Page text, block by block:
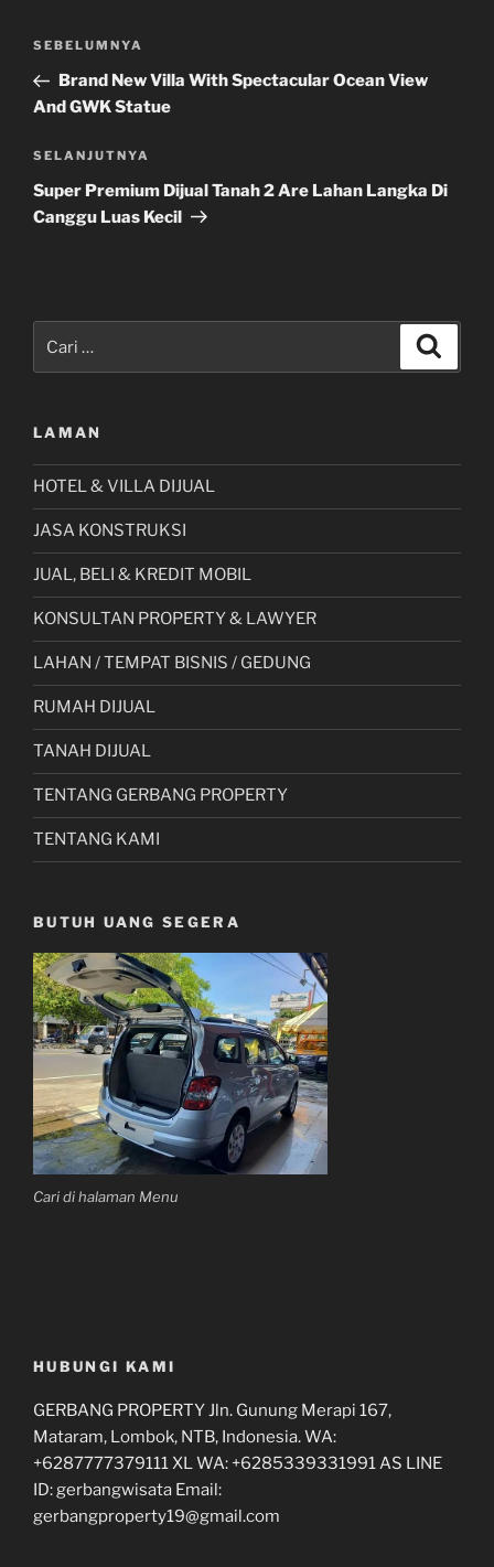
Navigasi
Pos
Sebelumnya
SEBELUMNYA
Brand New Villa With Spectacular Ocean View
And GWK Statue
Pos
Selanjutnya
SELANJUTNYA
Super Premium Dijual Tanah 2 Are Lahan Langka Di
Canggu Luas Kecil
untuk:
LAMAN
HOTEL & VILLA DIJUAL
JASA KONSTRUKSI
JUAL, BELI & KREDIT MOBIL
KONSULTAN PROPERTY & LAWYER
LAHAN / TEMPAT BISNIS / GEDUNG
RUMAH DIJUAL
TANAH DIJUAL
TENTANG GERBANG PROPERTY
TENTANG KAMI
BUTUH UANG SEGERA
Cari di halaman Menu
HUBUNGI KAMI
GERBANG PROPERTY Jln. Gunung Merapi 167,
Mataram, Lombok, NTB, Indonesia. WA:
+6287777379111 XL WA: +6285339331991 AS LINE
ID: gerbangwisata Email:
gerbangproperty19@gmail.com